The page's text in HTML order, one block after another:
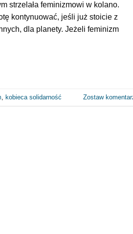
strzelała feminizmowi w kolano.
kontynuować, jeśli już stoicie z
dla planety. Jeżeli feminizm
kobieca solidarność Zostaw